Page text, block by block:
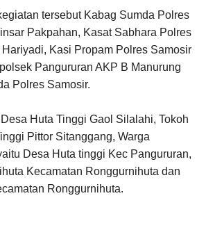
tersebut Kabag Sumda Polres
Pakpahan, Kasat Sabhara Polres
Kasi Propam Polres Samosir
Pangururan AKP B Manurung
Polres Samosir.
Huta Tinggi Gaol Silalahi, Tokoh
Pittor Sitanggang, Warga
Desa Huta tinggi Kec Pangururan,
Kecamatan Ronggurnihuta dan
Ronggurnihuta.